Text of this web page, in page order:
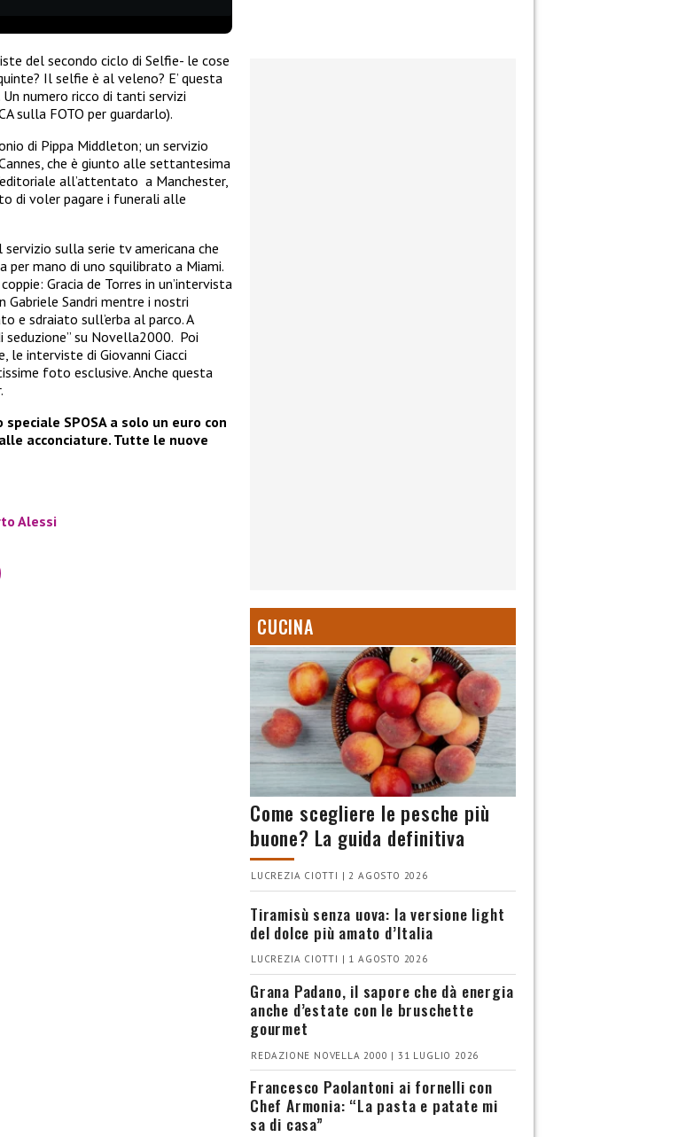
del secondo ciclo di Selfie- le cose
Il selfie è al veleno? E’ questa
numero ricco di tanti servizi
sulla FOTO per guardarlo).
di Pippa Middleton; un servizio
che è giunto alle settantesima
all’attentato a Manchester,
di voler pagare i funerali alle
sulla serie tv americana che
per mano di uno squilibrato a Miami.
Gracia de Torres in un’intervista
Sandri mentre i nostri
e sdraiato sull’erba al parco. A
seduzione” su Novella2000. Poi
le interviste di Giovanni Ciacci
foto esclusive. Anche questa
SPOSA a solo un euro con
acconciature. Tutte le nuove
Alessi
CUCINA
Come scegliere le pesche più
buone? La guida definitiva
LUCREZIA CIOTTI | 2 AGOSTO 2026
Tiramisù senza uova: la versione light
del dolce più amato d’Italia
LUCREZIA CIOTTI | 1 AGOSTO 2026
Grana Padano, il sapore che dà energia
anche d’estate con le bruschette
gourmet
REDAZIONE NOVELLA 2000 | 31 LUGLIO 2026
Francesco Paolantoni ai fornelli con
Chef Armonia: “La pasta e patate mi
sa di casa”